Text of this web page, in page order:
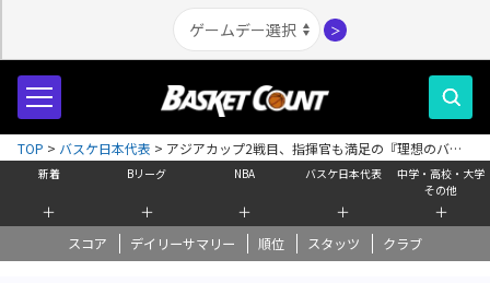
＞
新着
＋
Bリーグ
＋
NBA
＋
バスケ日本代表
＋
中学・高校・大学
その他
＋
スコア デイリーサマリー 順位 スタッツ クラブ
TOP > バスケ日本代表 > アジアカップ2戦目、指揮官も満足の『理想のバス
ケット』を披露した日本、チャイニーズ・タイペイを攻守で圧倒し雪辱